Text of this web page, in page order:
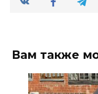
Вам также